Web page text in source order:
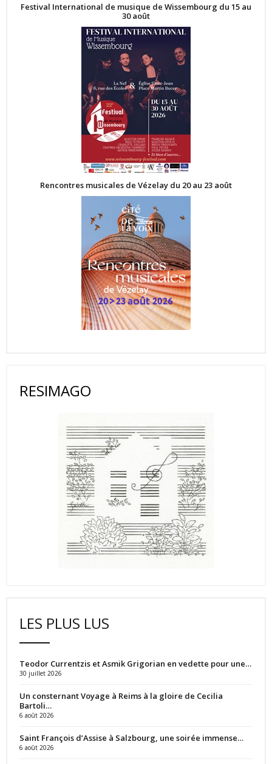
Festival International de musique de Wissembourg du 15 au
30 août
Rencontres musicales de Vézelay du 20 au 23 août
RESIMAGO
LES PLUS LUS
Teodor Currentzis et Asmik Grigorian en vedette pour une…
30 juillet 2026
Un consternant Voyage à Reims à la gloire de Cecilia
Bartoli…
6 août 2026
Saint François d’Assise à Salzbourg, une soirée immense…
6 août 2026